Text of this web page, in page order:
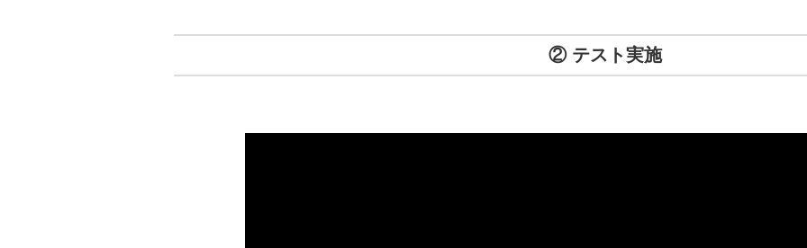
② テスト実施